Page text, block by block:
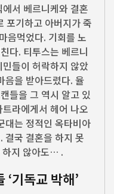
서 베르니케와 결혼
포기하고 아버지가 죽
음먹었다. 기회를 노
다. 티투스는 베르니
들이 허락하지 않았
음을 받아드렸다. 율
들을 그 역시 알고 있
라에게서 헤어 나오
대는 정적인 옥타비아
결국 결혼을 하지 못
하지 않아도… .
기독교 박해’